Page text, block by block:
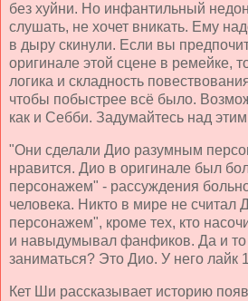
без хуйни. Но инфантильный
слушать, не хочет вникать. Ему
в дыру скинули. Если вы
оригинале этой сцене в ремейке,
логика и складность
чтобы побыстрее всё было.
как и Себби. Задумайтесь над
"Они сделали Дио разумным
нравится. Дио в оригинале был
персонажем" - рассуждения
человека. Никто в мире не считал
персонажем", кроме тех, кто
и навыдумывал фанфиков. Да и то
заниматься? Это Дио. У него лайк
Кет Ши рассказывает историю